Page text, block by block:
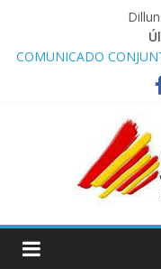
COMUNICADO
Comunicado STAC/
‘Esquadra del
Programa de Radio
STAC/ATC SOLICITAN
OPERATIVA DE
Programa de Radio